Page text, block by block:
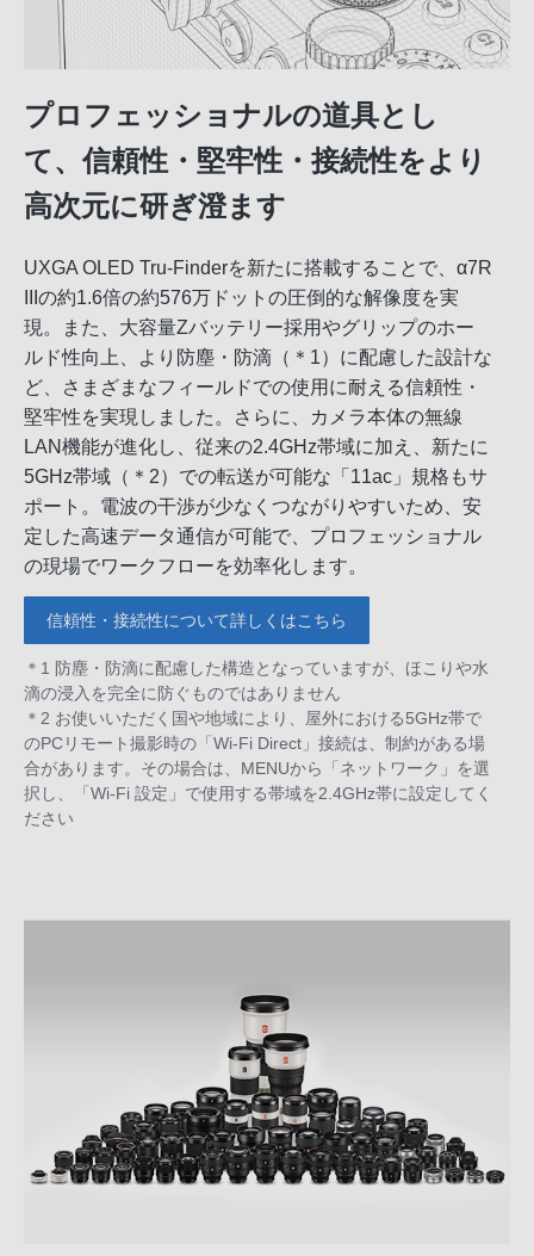
プロフェッショナルの道具とし
て、信頼性・堅牢性・接続性をより
高次元に研ぎ澄ます
UXGA OLED Tru-Finderを新たに搭載することで、α7R
IIIの約1.6倍の約576万ドットの圧倒的な解像度を実
現。また、大容量Zバッテリー採用やグリップのホー
ルド性向上、より防塵・防滴（＊1）に配慮した設計な
ど、さまざまなフィールドでの使用に耐える信頼性・
堅牢性を実現しました。さらに、カメラ本体の無線
LAN機能が進化し、従来の2.4GHz帯域に加え、新たに
5GHz帯域（＊2）での転送が可能な「11ac」規格もサ
ポート。電波の干渉が少なくつながりやすいため、安
定した高速データ通信が可能で、プロフェッショナル
の現場でワークフローを効率化します。
信頼性・接続性について詳しくはこちら
＊1 防塵・防滴に配慮した構造となっていますが、ほこりや水
滴の浸入を完全に防ぐものではありません
＊2 お使いいただく国や地域により、屋外における5GHz帯で
のPCリモート撮影時の「Wi-Fi Direct」接続は、制約がある場
合があります。その場合は、MENUから「ネットワーク」を選
択し、「Wi-Fi 設定」で使用する帯域を2.4GHz帯に設定してく
ださい